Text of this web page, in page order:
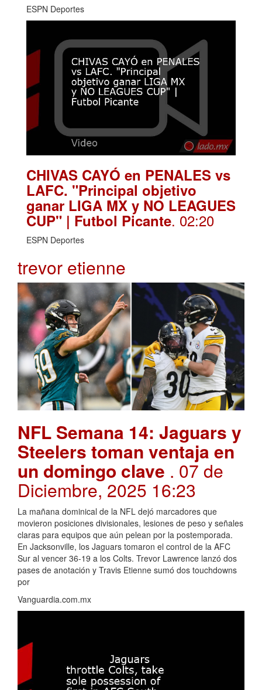
ESPN Deportes
CHIVAS CAYÓ en PENALES vs
LAFC. "Principal objetivo
ganar LIGA MX y NO LEAGUES
CUP" | Futbol Picante. 02:20
ESPN Deportes
trevor etienne
NFL Semana 14: Jaguars y
Steelers toman ventaja en
un domingo clave . 07 de
Diciembre, 2025 16:23
La mañana dominical de la NFL dejó marcadores que
movieron posiciones divisionales, lesiones de peso y señales
claras para equipos que aún pelean por la postemporada.
En Jacksonville, los Jaguars tomaron el control de la AFC
Sur al vencer 36-19 a los Colts. Trevor Lawrence lanzó dos
pases de anotación y Travis Etienne sumó dos touchdowns
por
Vanguardia.com.mx